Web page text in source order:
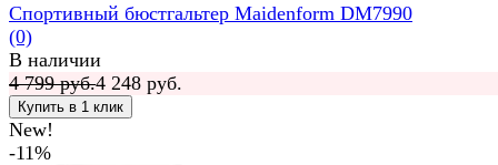
Спортивный бюстгальтер Maidenform DM7990
(0)
В наличии
4 799 руб.4 248 руб.
New!
-11%